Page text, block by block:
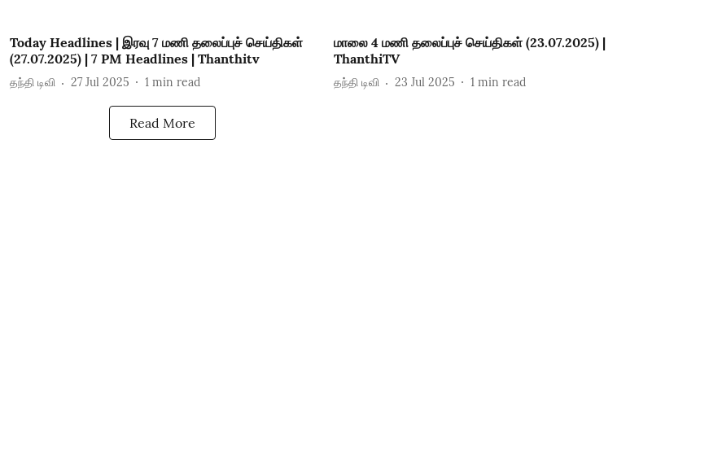
Today Headlines | இரவு 7 மணி தலைப்புச் செய்திகள்
(27.07.2025) | 7 PM Headlines | Thanthitv
தந்தி டிவி 27 Jul 2025 1 min read
மாலை 4 மணி தலைப்புச் செய்திகள் (23.07.2025) |
ThanthiTV
தந்தி டிவி 23 Jul 2025 1 min read
Read More